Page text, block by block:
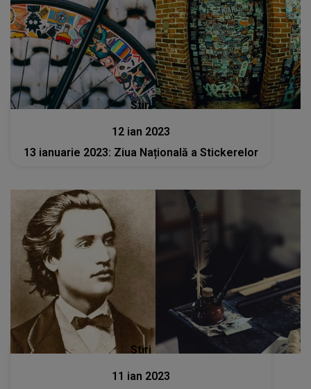
Stiri
12 ian 2023
13 ianuarie 2023: Ziua Națională a Stickerelor
Stiri
11 ian 2023